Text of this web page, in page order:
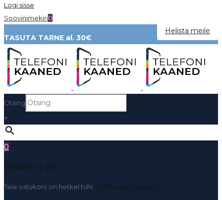
Logi sisse
Soovinimekiri0
TASUTA TARNE al. 30€
Helista meile
Otsing
×
0
Ostukorv (0)
Teie ostukorv on hetkel tühi JÄTKA OSTLEMIST